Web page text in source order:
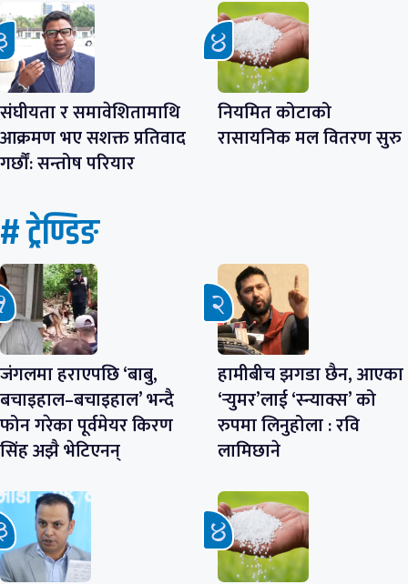
संघीयता र समावेशितामाथि
आक्रमण भए सशक्त प्रतिवाद
गर्छौं: सन्तोष परियार
नियमित कोटाको
रासायनिक मल वितरण सुरु
# ट्रेण्डिङ
जंगलमा हराएपछि ‘बाबु,
बचाइहाल–बचाइहाल’ भन्दै
फोन गरेका पूर्वमेयर किरण
सिंह अझै भेटिएनन्
हामीबीच झगडा छैन, आएका
‘र्‍युमर’लाई ‘स्न्याक्स’ को
रुपमा लिनुहोला : रवि
लामिछाने